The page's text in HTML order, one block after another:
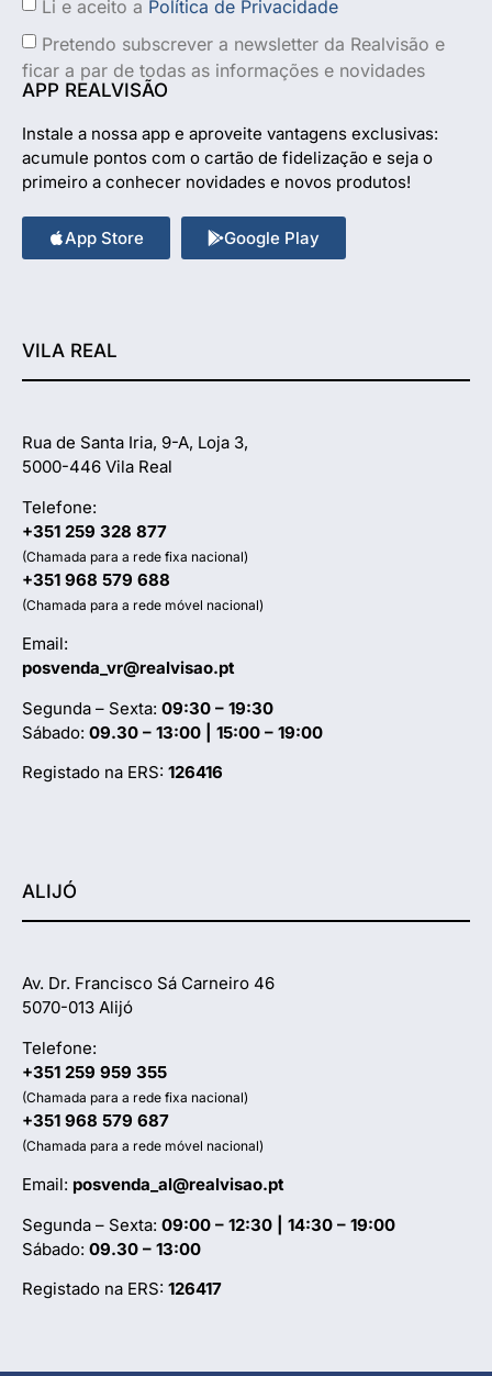
Li e aceito a Política de Privacidade
Pretendo subscrever a newsletter da Realvisão e
ficar a par de todas as informações e novidades
APP REALVISÃO
Instale a nossa app e aproveite vantagens exclusivas:
acumule pontos com o cartão de fidelização e seja o
primeiro a conhecer novidades e novos produtos!
App Store Google Play
VILA REAL
Rua de Santa Iria, 9-A, Loja 3,
5000-446 Vila Real
Telefone:
+351 259 328 877
(Chamada para a rede fixa nacional)
+351 968 579 688
(Chamada para a rede móvel nacional)
Email:
posvenda_vr@realvisao.pt
Segunda – Sexta: 09:30 – 19:30
Sábado: 09.30 – 13:00 | 15:00 – 19:00
Registado na ERS: 126416
ALIJÓ
Av. Dr. Francisco Sá Carneiro 46
5070-013 Alijó
Telefone:
+351 259 959 355
(Chamada para a rede fixa nacional)
+351 968 579 687
(Chamada para a rede móvel nacional)
Email: posvenda_al@realvisao.pt
Segunda – Sexta: 09:00 – 12:30 | 14:30 – 19:00
Sábado: 09.30 – 13:00
Registado na ERS: 126417